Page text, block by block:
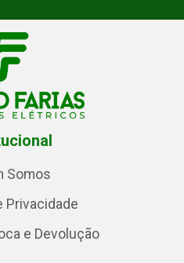
Somos
Privacidade
e Devolução